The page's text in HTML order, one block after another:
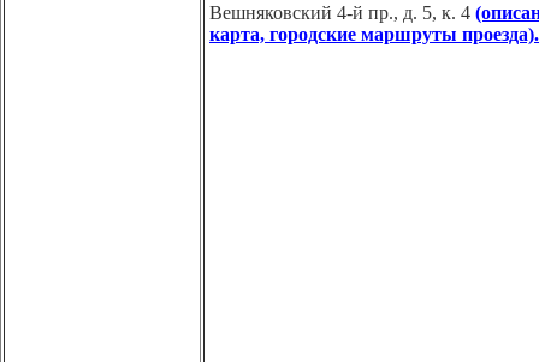
Вешняковский 4-й пр., д. 5, к. 4
карта, городские маршруты проезда).